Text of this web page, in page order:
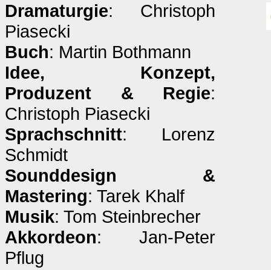
Dramaturgie: Christoph
Piasecki
Buch: Martin Bothmann
Idee, Konzept,
Produzent & Regie:
Christoph Piasecki
Sprachschnitt: Lorenz
Schmidt
Sounddesign &
Mastering: Tarek Khalf
Musik: Tom Steinbrecher
Akkordeon: Jan-Peter
Pflug